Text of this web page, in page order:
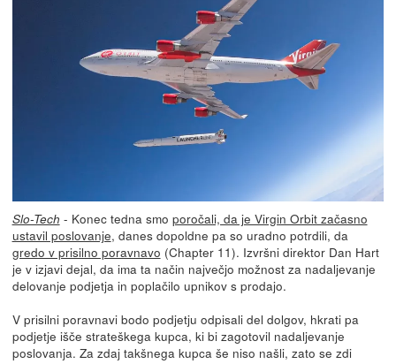
Slo-Tech - Konec tedna smo poročali, da je Virgin Orbit začasno
ustavil poslovanje, danes dopoldne pa so uradno potrdili, da
gredo v prisilno poravnavo (Chapter 11). Izvršni direktor Dan Hart
je v izjavi dejal, da ima ta način največjo možnost za nadaljevanje
delovanje podjetja in poplačilo upnikov s prodajo.
V prisilni poravnavi bodo podjetju odpisali del dolgov, hkrati pa
podjetje išče strateškega kupca, ki bi zagotovil nadaljevanje
poslovanja. Za zdaj takšnega kupca še niso našli, zato se zdi